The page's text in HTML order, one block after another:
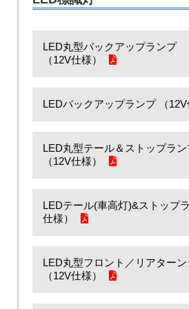
す。
・本サイトでの取扱説明書の閲覧
きなかったことにより万一損害が
も、当社は一切責任を負いかね
LED丸型バックアップランプ
（12V仕様）
LEDバックアップランプ （12V
LED丸型テール＆ストップラン
（12V仕様）
LEDテール(車高灯)&ストップ
仕様）
LED丸型フロント／リアター
（12V仕様）